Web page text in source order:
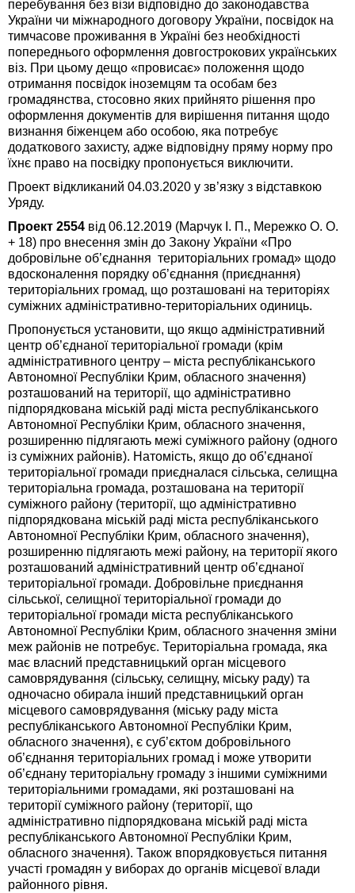
перебування без візи відповідно до законодавства
України чи міжнародного договору України, посвідок на
тимчасове проживання в Україні без необхідності
попереднього оформлення довгострокових українських
віз. При цьому дещо «провисає» положення щодо
отримання посвідок іноземцям та особам без
громадянства, стосовно яких прийнято рішення про
оформлення документів для вирішення питання щодо
визнання біженцем або особою, яка потребує
додаткового захисту, адже відповідну пряму норму про
їхнє право на посвідку пропонується виключити.
Проект відкликаний 04.03.2020 у зв’язку з відставкою
Уряду.
Проект 2554 від 06.12.2019 (Марчук І. П., Мережко О. О.
+ 18) про внесення змін до Закону України «Про
добровільне об’єднання територіальних громад» щодо
вдосконалення порядку об’єднання (приєднання)
територіальних громад, що розташовані на територіях
суміжних адміністративно-територіальних одиниць.
Пропонується установити, що якщо адміністративний
центр об’єднаної територіальної громади (крім
адміністративного центру – міста республіканського
Автономної Республіки Крим, обласного значення)
розташований на території, що адміністративно
підпорядкована міській раді міста республіканського
Автономної Республіки Крим, обласного значення,
розширенню підлягають межі суміжного району (одного
із суміжних районів). Натомість, якщо до об’єднаної
територіальної громади приєдналася сільська, селищна
територіальна громада, розташована на території
суміжного району (території, що адміністративно
підпорядкована міській раді міста республіканського
Автономної Республіки Крим, обласного значення),
розширенню підлягають межі району, на території якого
розташований адміністративний центр об’єднаної
територіальної громади. Добровільне приєднання
сільської, селищної територіальної громади до
територіальної громади міста республіканського
Автономної Республіки Крим, обласного значення зміни
меж районів не потребує. Територіальна громада, яка
має власний представницький орган місцевого
самоврядування (сільську, селищну, міську раду) та
одночасно обирала інший представницький орган
місцевого самоврядування (міську раду міста
республіканського Автономної Республіки Крим,
обласного значення), є суб’єктом добровільного
об’єднання територіальних громад і може утворити
об’єднану територіальну громаду з іншими суміжними
територіальними громадами, які розташовані на
території суміжного району (території, що
адміністративно підпорядкована міській раді міста
республіканського Автономної Республіки Крим,
обласного значення). Також впорядковується питання
участі громадян у виборах до органів місцевої влади
районного рівня.